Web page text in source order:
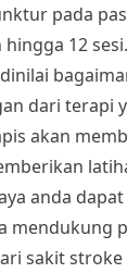
pada
12
dari terapi
akan
anda
mendukung
sakit stroke